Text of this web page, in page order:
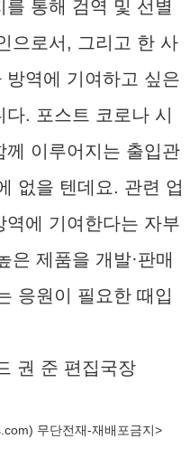
통해 검역 및 선별
으로서, 그리고 한 사
방역에 기여하고 싶은
. 포스트 코로나 시
께 이루어지는 출입관
없을 텐데요. 관련 업
에 기여한다는 자부
은 제품을 개발·판매
응원이 필요한 때입
권 준 편집국장
) 무단전재-재배포금지>